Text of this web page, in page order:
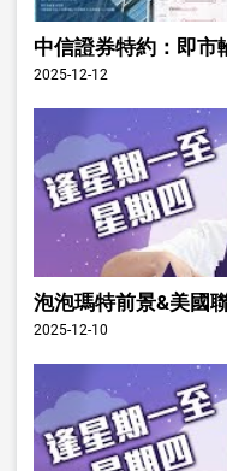
中信證券特約：即
2025-12-12
泡泡瑪特前景&美國
2025-12-10